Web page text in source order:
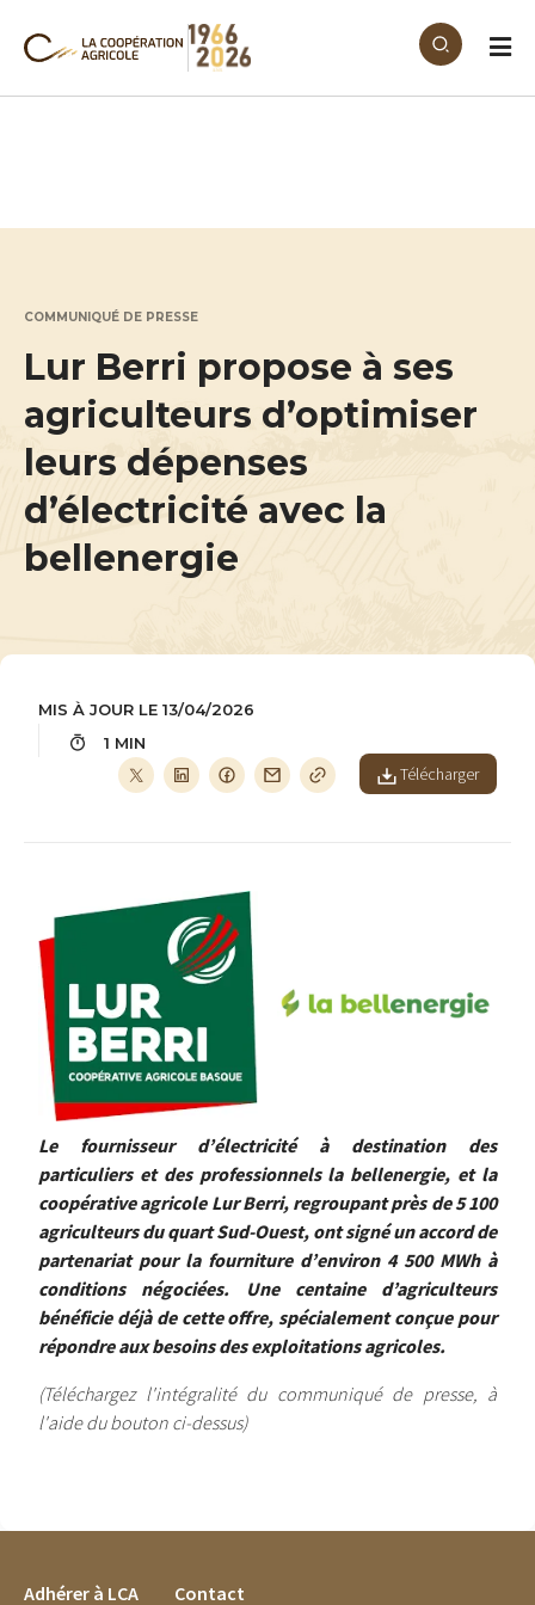
COMMUNIQUÉ DE PRESSE
Lur Berri propose à ses
agriculteurs d’optimiser
leurs dépenses
d’électricité avec la
bellenergie
MIS À JOUR LE 13/04/2026
1 MIN
Télécharger
Image
Le fournisseur d’électricité à destination des
particuliers et des professionnels la bellenergie, et la
coopérative agricole Lur Berri, regroupant près de 5 100
agriculteurs du quart Sud-Ouest, ont signé un accord de
partenariat pour la fourniture d’environ 4 500 MWh à
conditions négociées. Une centaine d’agriculteurs
bénéficie déjà de cette offre, spécialement conçue pour
répondre aux besoins des exploitations agricoles.
(Téléchargez l'intégralité du communiqué de presse, à
l'aide du bouton ci-dessus)
FOOTER MENU
Adhérer à LCA Contact